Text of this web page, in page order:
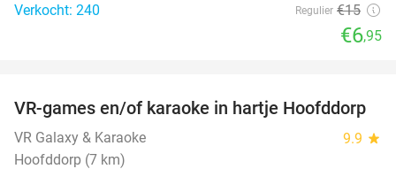
Verkocht: 240
Regulier €15
€6,95
50%
VR-games en/of karaoke in hartje Hoofddorp
VR Galaxy & Karaoke 9.9 star
Hoofddorp (7 km)